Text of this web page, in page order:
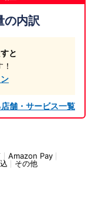
の内訳
と
舗・サービス一覧
Amazon Pay
その他